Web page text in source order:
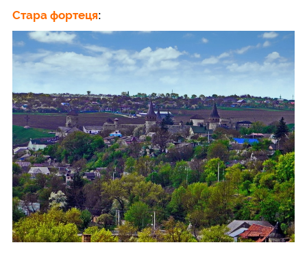
Стара фортеця: